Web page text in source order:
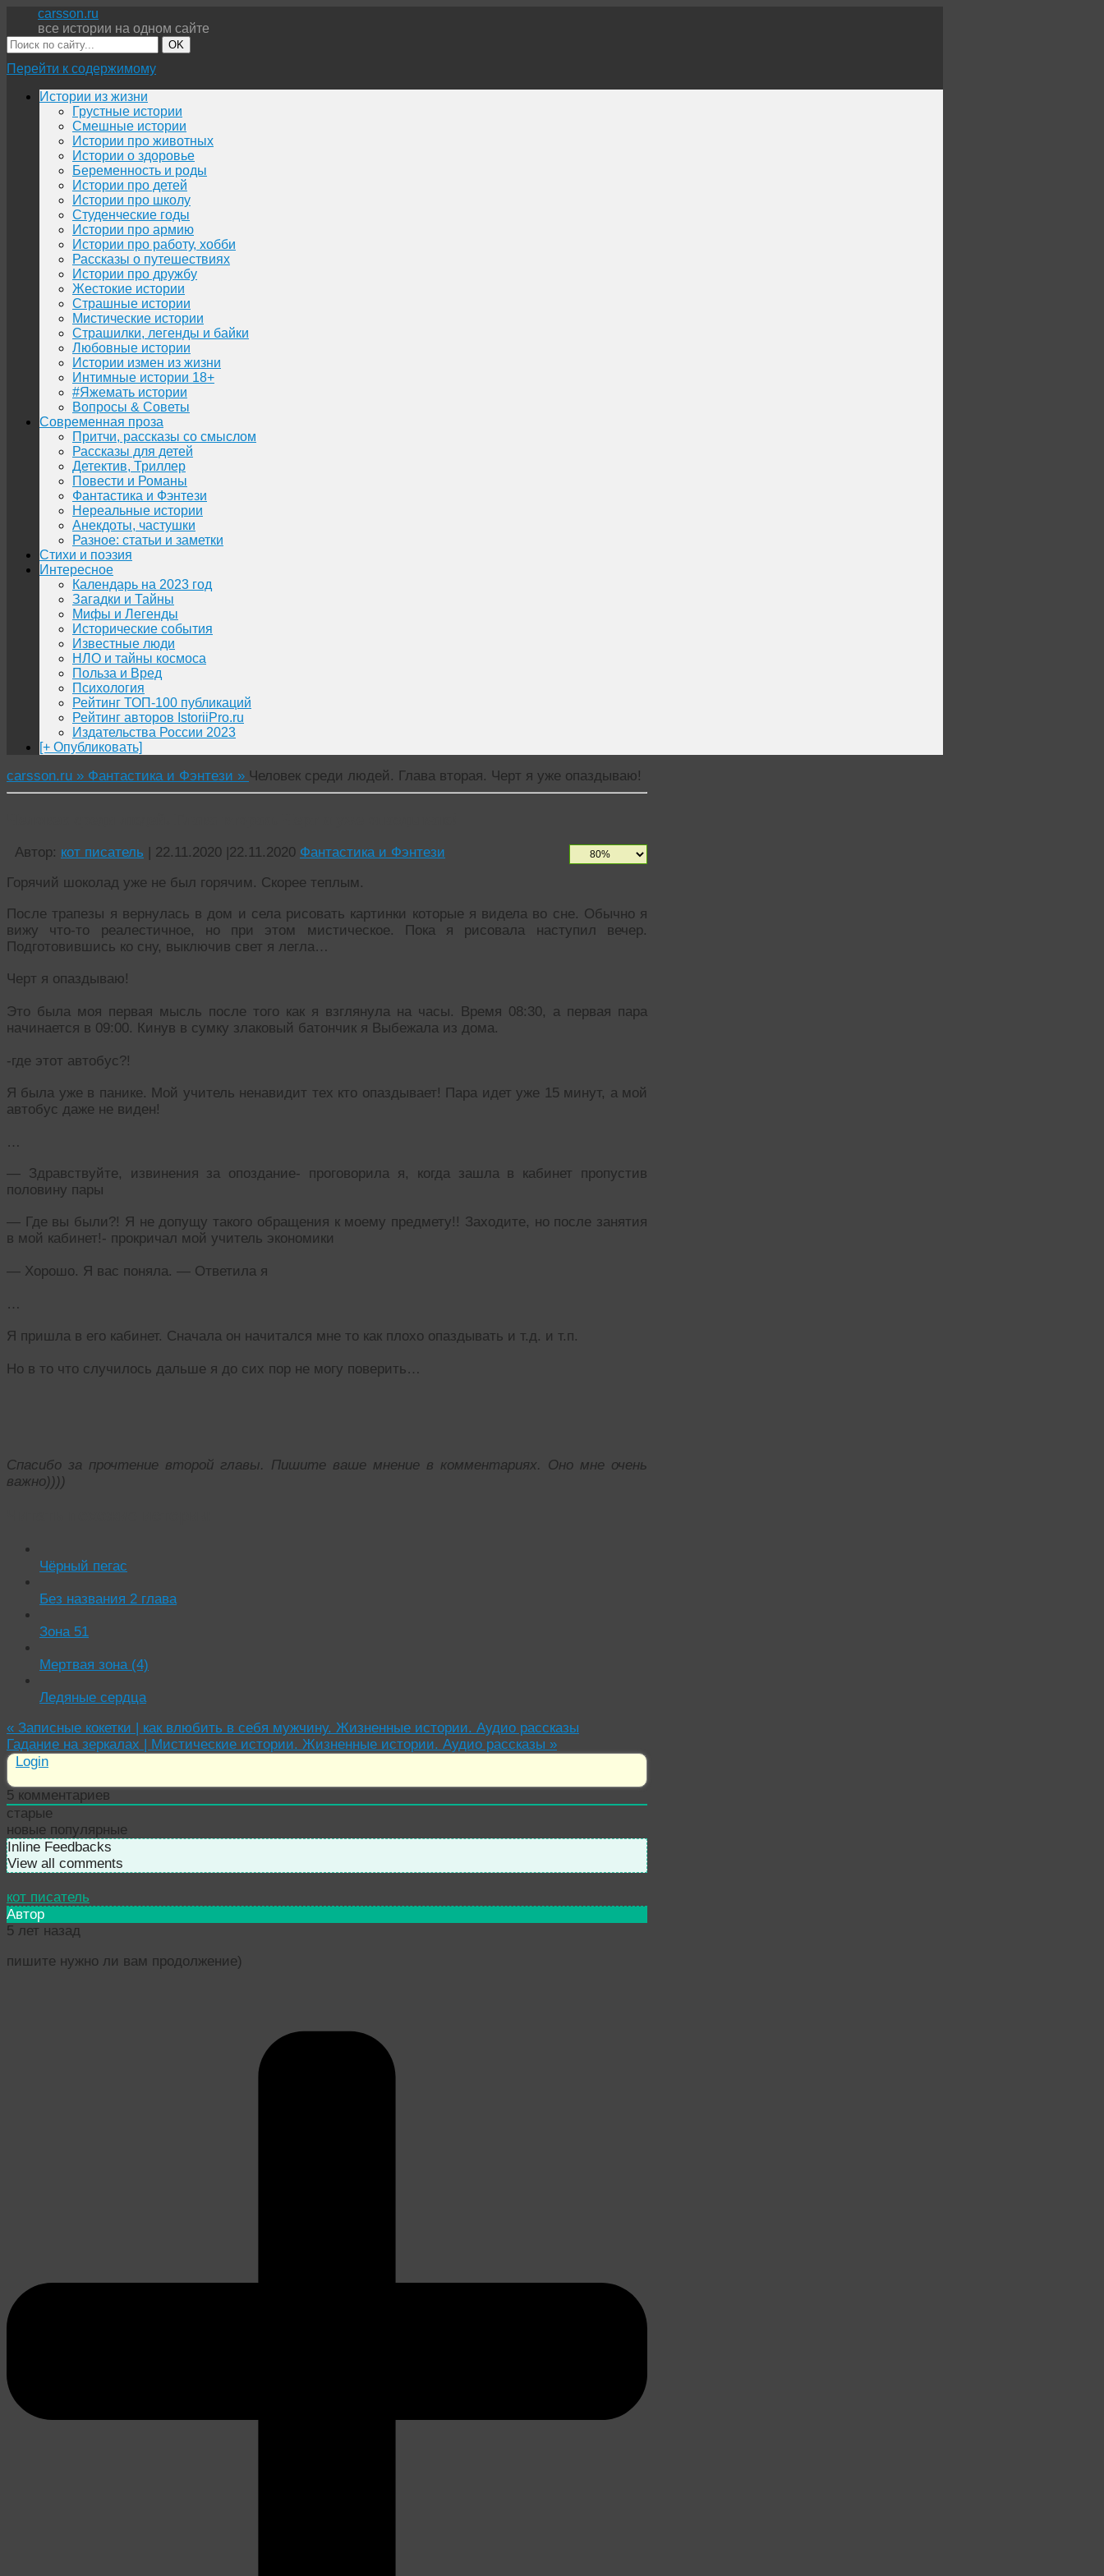
carsson.ru
все истории на одном сайте
OK
Перейти к содержимому
Истории из жизни
Грустные истории
Смешные истории
Истории про животных
Истории о здоровье
Беременность и роды
Истории про детей
Истории про школу
Студенческие годы
Истории про армию
Истории про работу, хобби
Рассказы о путешествиях
Истории про дружбу
Жестокие истории
Страшные истории
Мистические истории
Страшилки, легенды и байки
Любовные истории
Истории измен из жизни
Интимные истории 18+
#Яжемать истории
Вопросы & Советы
Современная проза
Притчи, рассказы со смыслом
Рассказы для детей
Детектив, Триллер
Повести и Романы
Фантастика и Фэнтези
Нереальные истории
Анекдоты, частушки
Разное: статьи и заметки
Стихи и поэзия
Интересное
Календарь на 2023 год
Загадки и Тайны
Мифы и Легенды
Исторические события
Известные люди
НЛО и тайны космоса
Польза и Вред
Психология
Рейтинг ТОП-100 публикаций
Рейтинг авторов IstoriiPro.ru
Издательства России 2023
[+ Опубликовать]
carsson.ru » Фантастика и Фэнтези » Человек среди людей. Глава вторая. Черт я уже опаздываю!
Автор: кот писатель | 22.11.2020 |22.11.2020 Фантастика и Фэнтези
Горячий шоколад уже не был горячим. Скорее теплым.
После трапезы я вернулась в дом и села рисовать картинки которые я видела во сне. Обычно я
вижу что-то реалестичное, но при этом мистическое. Пока я рисовала наступил вечер.
Подготовившись ко сну, выключив свет я легла…
Черт я опаздываю!
Это была моя первая мысль после того как я взглянула на часы. Время 08:30, а первая пара
начинается в 09:00. Кинув в сумку злаковый батончик я Выбежала из дома.
-где этот автобус?!
Я была уже в панике. Мой учитель ненавидит тех кто опаздывает! Пара идет уже 15 минут, а мой
автобус даже не виден!
…
— Здравствуйте, извинения за опоздание- проговорила я, когда зашла в кабинет пропустив
половину пары
— Где вы были?! Я не допущу такого обращения к моему предмету!! Заходите, но после занятия
в мой кабинет!- прокричал мой учитель экономики
— Хорошо. Я вас поняла. — Ответила я
…
Я пришла в его кабинет. Сначала он начитался мне то как плохо опаздывать и т.д. и т.п.
Но в то что случилось дальше я до сих пор не могу поверить…
Спасибо за прочтение второй главы. Пишите ваше мнение в комментариях. Оно мне очень
важно))))
Чёрный пегас
Без названия 2 глава
Зона 51
Мертвая зона (4)
Ледяные сердца
« Записные кокетки | как влюбить в себя мужчину. Жизненные истории. Аудио рассказы
Гадание на зеркалах | Мистические истории. Жизненные истории. Аудио рассказы »
Login
5 комментариев
старые
новые популярные
Inline Feedbacks
View all comments
кот писатель
Автор
5 лет назад
пишите нужно ли вам продолжение)